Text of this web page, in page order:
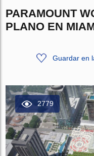
PARAMOUNT
PLANO EN
Guardar en
2779